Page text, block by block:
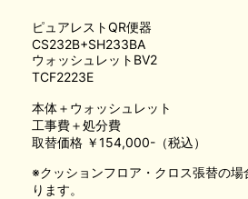
※クッションフロア・クロス張替の場
ります。
ピュアレストQR便器
CS232B+SH233BA
ウォッシュレットBV2
TCF2223E
本体＋ウォッシュレット
工事費＋処分費
取替価格 ￥154,000-（税込）